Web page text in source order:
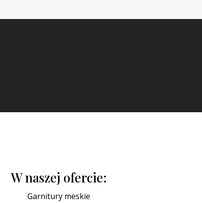
W naszej ofercie:
Garnitury meskie